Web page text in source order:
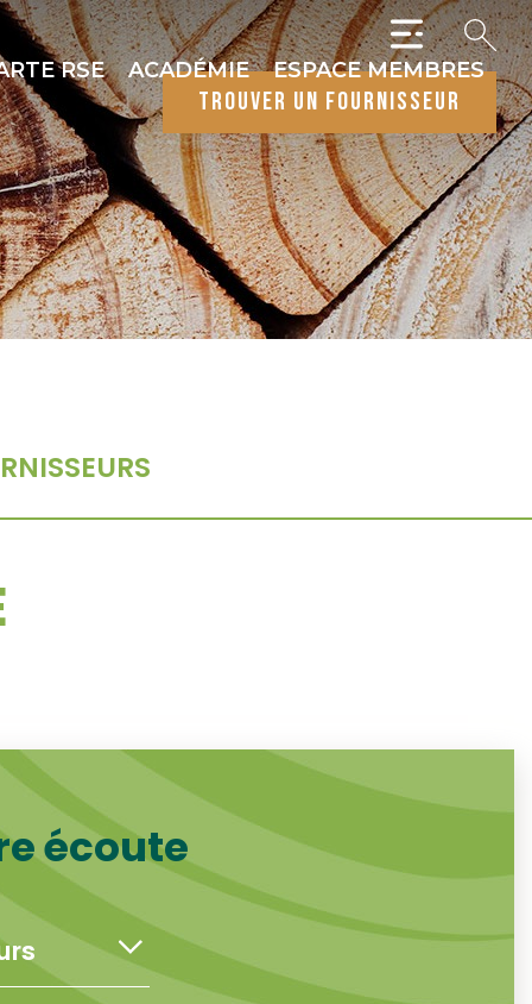
RSE ACADÉMIE ESPACE MEMBRES
trouver un fournisseur
écoute